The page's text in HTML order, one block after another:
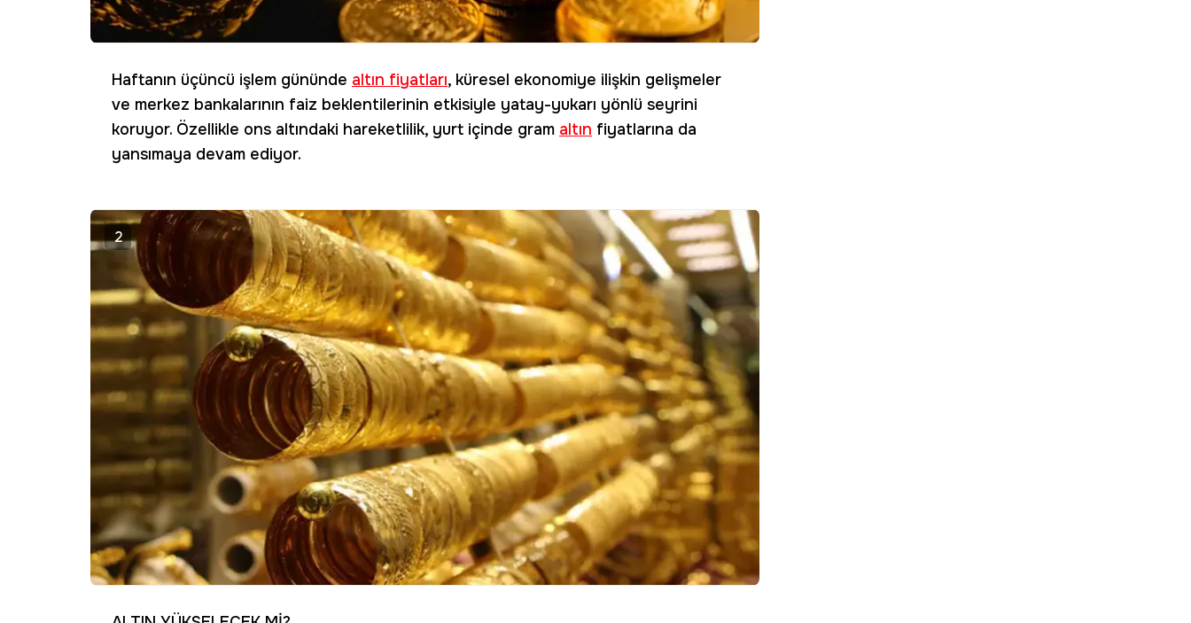
Haftanın üçüncü işlem gününde altın fiyatları, küresel ekonomiye ilişkin gelişmeler
ve merkez bankalarının faiz beklentilerinin etkisiyle yatay-yukarı yönlü seyrini
koruyor. Özellikle ons altındaki hareketlilik, yurt içinde gram altın fiyatlarına da
yansımaya devam ediyor.
2